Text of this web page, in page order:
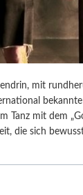
mit
Tanz mit dem
die sich